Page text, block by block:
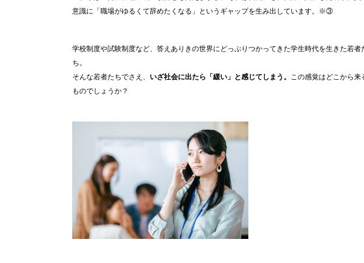
意識に「職場がゆるくて辞めたくなる」というギャップを生み出しています。※③
学校制度や試験制度など、答えありきの世界にどっぷりつかってきた学生時代を生きた若者
ち。
そんな若者たちでさえ、 いざ社会に出たら「緩い」と感じてしまう。 この感覚はどこから来
ものでしょうか？